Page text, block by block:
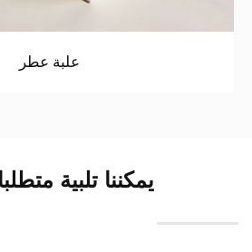
علبة عطر
يمكننا تلبية